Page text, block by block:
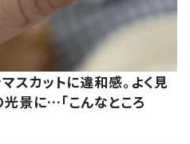
スカットに違和感。よく見
光景に…「こんなところ